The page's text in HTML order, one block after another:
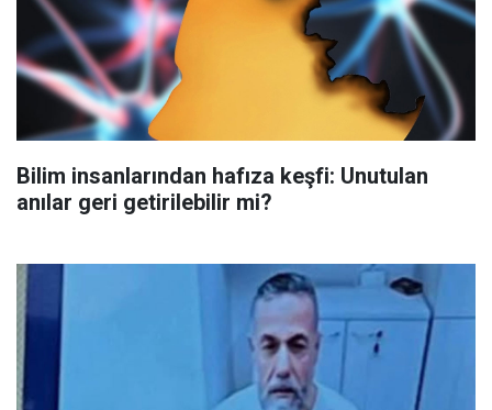
Bilim insanlarından hafıza keşfi: Unutulan
anılar geri getirilebilir mi?